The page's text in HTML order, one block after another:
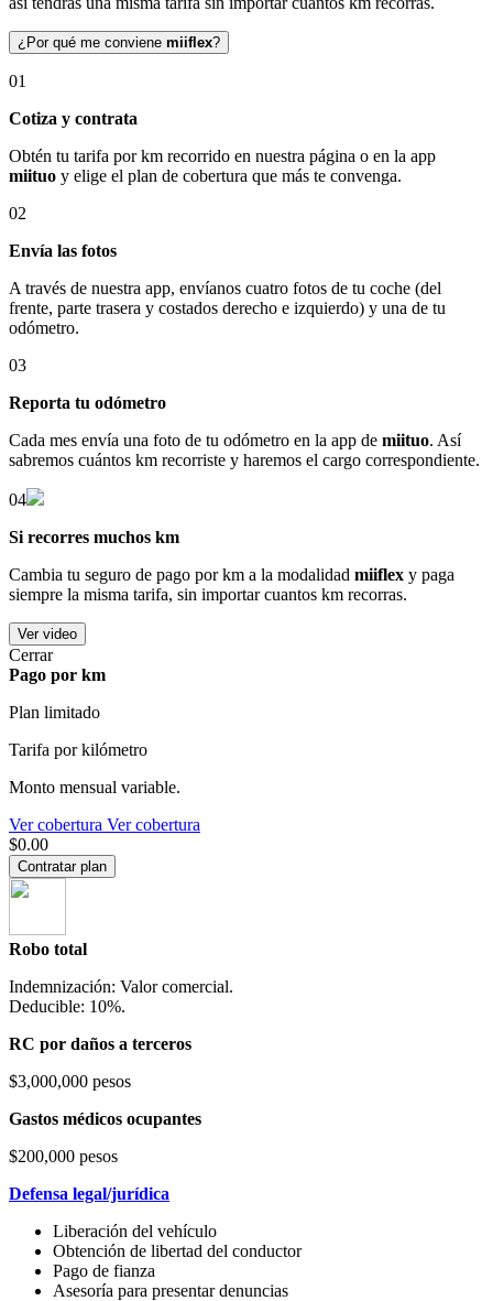
¿Por qué me conviene miiflex?
01
Cotiza y contrata
Obtén tu tarifa por km recorrido en nuestra página o en la app
miituo y elige el plan de cobertura que más te convenga.
02
Envía las fotos
A través de nuestra app, envíanos cuatro fotos de tu coche (del
frente, parte trasera y costados derecho e izquierdo) y una de tu
odómetro.
03
Reporta tu odómetro
Cada mes envía una foto de tu odómetro en la app de miituo. Así
sabremos cuántos km recorriste y haremos el cargo correspondiente.
04
Si recorres muchos km
Cambia tu seguro de pago por km a la modalidad miiflex y paga
siempre la misma tarifa, sin importar cuantos km recorras.
Ver video
Cerrar
Pago por km
Plan limitado
Tarifa por kilómetro
Monto mensual variable.
Ver cobertura Ver cobertura
$0.00
Contratar plan
Robo total
Indemnización: Valor comercial.
Deducible: 10%.
RC por daños a terceros
$3,000,000 pesos
Gastos médicos ocupantes
$200,000 pesos
Defensa legal/jurídica
Liberación del vehículo
Obtención de libertad del conductor
Pago de fianza
Asesoría para presentar denuncias